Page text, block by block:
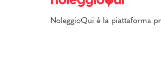
NoleggioQui è la piattaforma